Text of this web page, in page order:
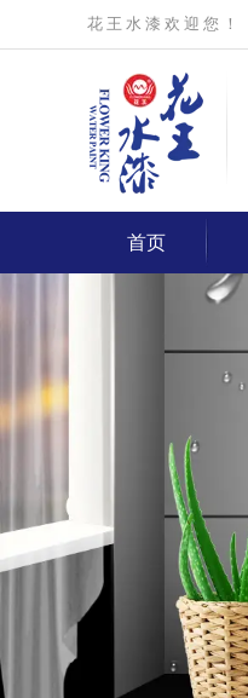
花 王 水 漆 欢 迎 您 ！
首页